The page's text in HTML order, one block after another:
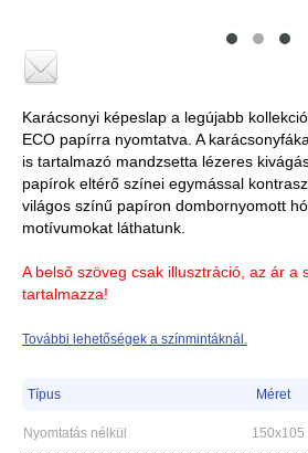
Karácsonyi képeslap a legújabb
ECO papírra nyomtatva. A
is tartalmazó mandzsetta lézeres
papírok eltérő színei egymással
világos színű papíron dombornyomott
motívumokat láthatunk.
A belső szöveg csak illusztráció, az ár a
tartalmazza!
További lehetőségek a színmintáknál.
Típus Méret
Nyomtatás nélkül 150x105